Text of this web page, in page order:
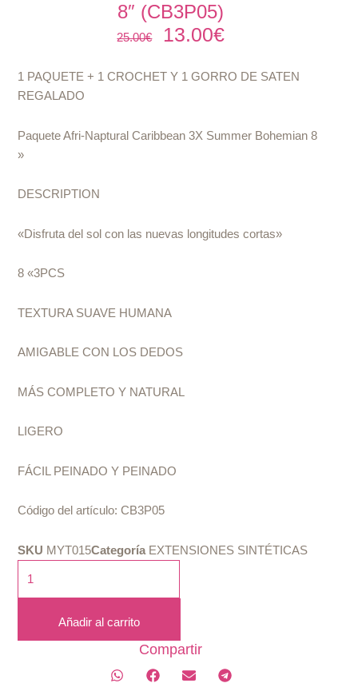
8″ (CB3P05)
25.00€
El
original
13.00€El
actual
1 PAQUETE + 1 CROCHET Y 1 GORRO DE SATEN
REGALADO
Paquete Afri-Naptural Caribbean 3X Summer Bohemian 8
»
DESCRIPTION
«Disfruta del sol con las nuevas longitudes cortas»
8 «3PCS
TEXTURA SUAVE HUMANA
AMIGABLE CON LOS DEDOS
MÁS COMPLETO Y NATURAL
LIGERO
FÁCIL PEINADO Y PEINADO
Código del artículo: CB3P05
SKU MYT015Categoría EXTENSIONES SINTÉTICAS
NAPTURAL:
BUNDLE
3X
Añadir al carrito
Compartir